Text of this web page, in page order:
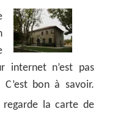
internet n’est pas
bon à savoir.
regarde la carte de